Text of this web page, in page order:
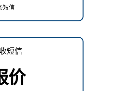
短信
短信
价